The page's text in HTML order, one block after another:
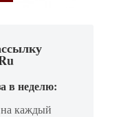
в неделю:
каждый